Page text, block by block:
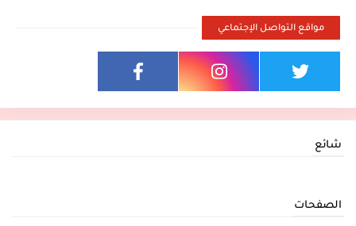
مواقع التواصل الإجتماعي
شائع
الصفحات